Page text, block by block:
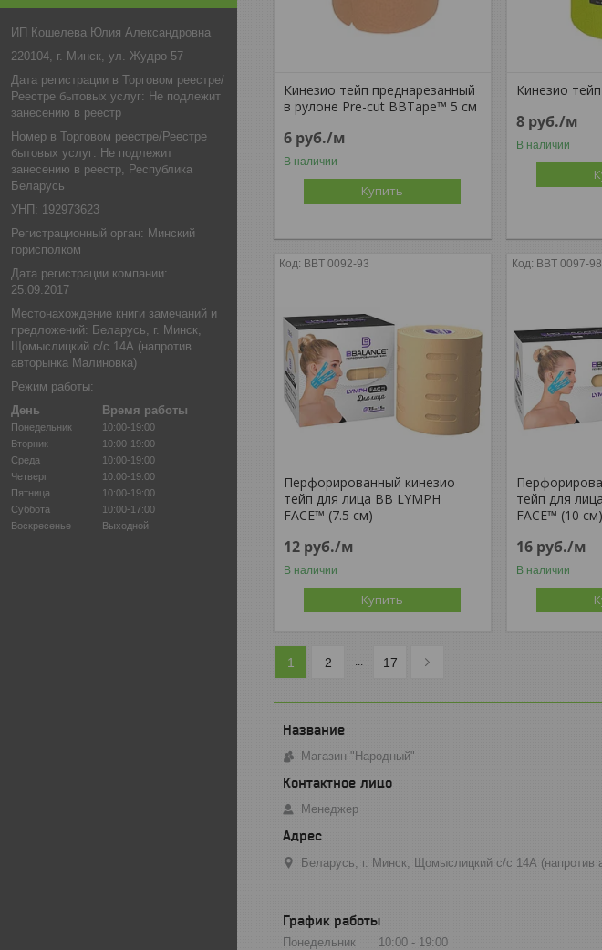
ИП Кошелева Юлия Александровна
220104, г. Минск, ул. Жудро 57
Дата регистрации в Торговом реестре/
Реестре бытовых услуг: Не подлежит
занесению в реестр
Номер в Торговом реестре/Реестре
бытовых услуг: Не подлежит
занесению в реестр, Республика
Беларусь
УНП: 192973623
Регистрационный орган: Минский
горисполком
Дата регистрации компании:
25.09.2017
Местонахождение книги замечаний и
предложений: Беларусь, г. Минск,
Щомыслицкий с/с 14А (напротив
авторынка Малиновка)
Режим работы:
День
Время работы
Понедельник
10:00-19:00
Вторник
10:00-19:00
Среда
10:00-19:00
Четверг
10:00-19:00
Пятница
10:00-19:00
Суббота
10:00-17:00
Воскресенье
Выходной
Кинезио тейп преднарезанный
в рулоне Pre-cut BBTape™ 5 см
6 руб./м
В наличии
Купить
Кинезио
8 руб./м
В наличии
BBT 0092-93
Перфорированный кинезио
тейп для лица BB LYMPH
FACE™ (7.5 см)
12 руб./м
В наличии
Купить
BBT 0097-98
тейп для
FACE™ (10 см)
16 руб./м
В наличии
1 2 ... 17
Магазин "Народный"
Менеджер
Беларусь, г. Минск, Щомыслицкий с/с 14А
График работы
Понедельник 10:00 19:00